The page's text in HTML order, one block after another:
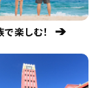
楽しむ！